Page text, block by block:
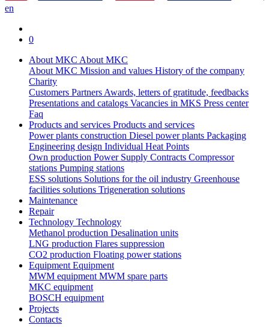
en
0
About MKC About MKC
About MKC Mission and values History of the company
Charity
Customers PartnersAwards, letters of gratitude, feedbacks
Presentations and catalogs Vacancies in MKS Press center
Faq
Products and services Products and services
Power plants construction Diesel power plants Packaging
Engineering design Individual Heat Points
Own production Power Supply Contracts Compressor
stations Pumping stations
ESS solutions Solutions for the oil industry Greenhouse
facilities solutions Trigeneration solutions
Maintenance
Repair
Technology Technology
Methanol production Desalination units
LNG production Flares suppression
СО2 production Floating power stations
EquipmentEquipment
MWM equipmentMWM spare parts
MKC equipment
BOSCH equipment
Projects
Contacts